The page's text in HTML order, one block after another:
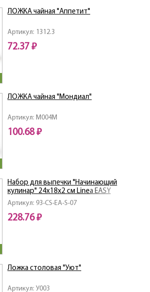
Артикул: 1312.3
ЛОЖКА чайная "Аппетит"
72.37 ₽
Артикул: M004M
ЛОЖКА чайная "Мондиал"
100.68 ₽
Артикул: 93-CS-EA-S-07
Набор для выпечки "Начинающий
кулинар" 24х18х2 см Linea EASY
228.76 ₽
Артикул: У003
Ложка столовая "Уют"